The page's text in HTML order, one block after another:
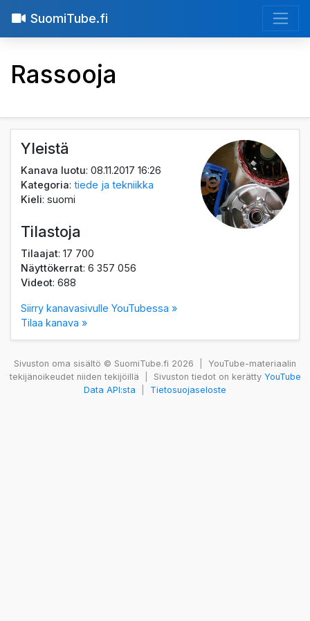
SuomiTube.fi
Rassooja
Yleistä
Kanava luotu: 08.11.2017 16:26
Kategoria:tiede ja tekniikka
Kieli: suomi
Tilastoja
Tilaajat: 17 700
Näyttökerrat: 6 357 056
Videot: 688
Siirry kanavasivulle YouTubessa »
Tilaa kanava »
Sivuston oma sisältö © SuomiTube.fi 2026
YouTube-materiaalin
tekijänoikeudet niiden tekijöillä
Sivuston tiedot on kerätty YouTube
Data API:sta
Tietosuojaseloste